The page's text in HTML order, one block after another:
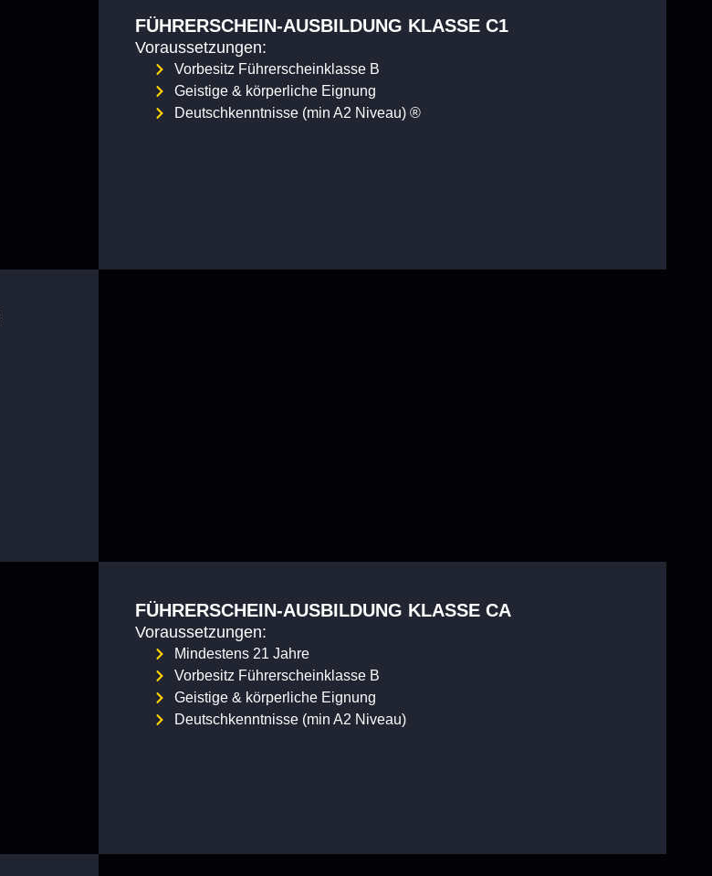
FÜHRERSCHEIN-AUSBILDUNG KLASSE C1
Voraussetzungen:
Vorbesitz Führerscheinklasse B
Geistige & körperliche Eignung
Deutschkenntnisse (min A2 Niveau) ®
FÜHRERSCHEIN-AUSBILDUNG KLASSE CA
Voraussetzungen:
Mindestens 21 Jahre
Vorbesitz Führerscheinklasse B
Geistige & körperliche Eignung
Deutschkenntnisse (min A2 Niveau)